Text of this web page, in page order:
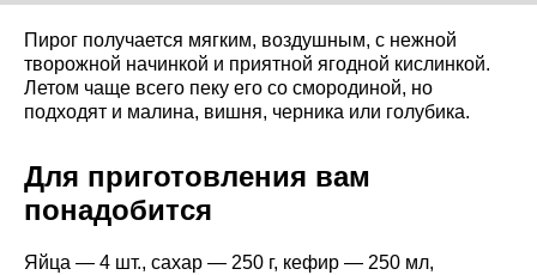
Пирог получается мягким, воздушным, с нежной
творожной начинкой и приятной ягодной кислинкой.
Летом чаще всего пеку его со смородиной, но
подходят и малина, вишня, черника или голубика.
Для приготовления вам
понадобится
Яйца — 4 шт., сахар — 250 г, кефир — 250 мл,